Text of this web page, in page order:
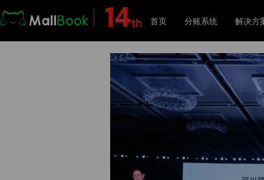
首页 分账系统 解决方